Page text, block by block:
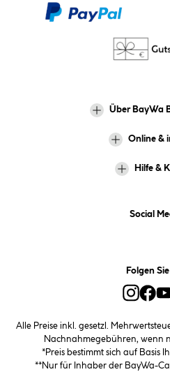
Über BayWa
Online &
Hilfe &
Social
Folgen
Alle Preise inkl. gesetzl.
Nachnahmegebühren, wenn
*Preis bestimmt sich auf Basis
**Nur für Inhaber der BayWa-